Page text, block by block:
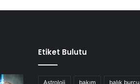
Etiket Bulutu
Astroloji bakım balık burcu